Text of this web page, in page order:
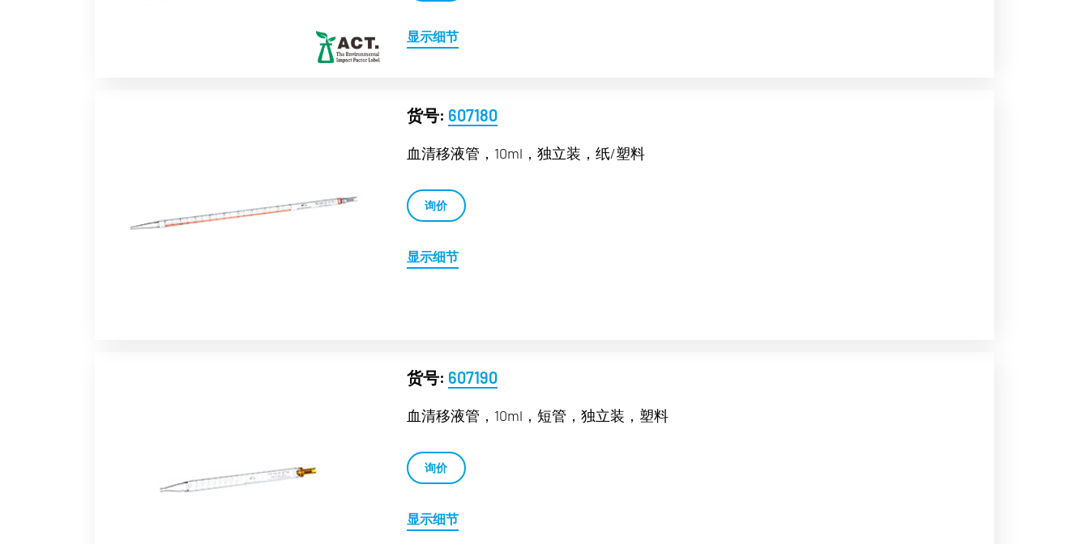
显示细节
货号: 607180
血清移液管，10ml，独立装，纸/塑料
询价
显示细节
货号: 607190
血清移液管，10ml，短管，独立装，塑料
询价
显示细节